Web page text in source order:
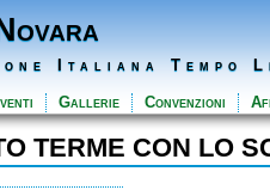
Italiana Tempo
Gallerie Convenzioni
TERME CON LO